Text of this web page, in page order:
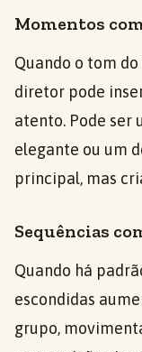
Momentos
Quando o tom
diretor pode
atento. Pode ser
elegante ou um
principal, mas
Sequências
Quando há
escondidas
grupo,